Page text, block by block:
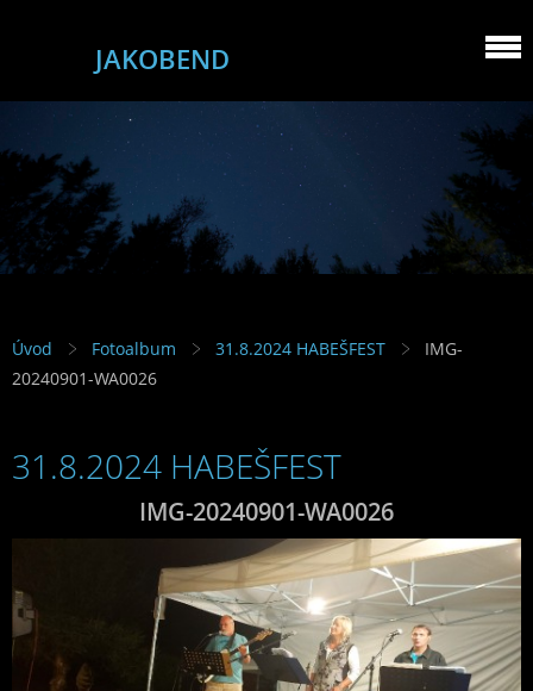
JAKOBEND
Úvod Fotoalbum 31.8.2024 HABEŠFEST
IMG-
20240901-WA0026
31.8.2024 HABEŠFEST
IMG-20240901-WA0026